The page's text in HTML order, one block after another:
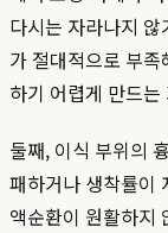
다시는 자라나지
가 절대적으로 부
하기 어렵게 만드
둘째, 이식 부위의
패하거나 생착률이
액순환이 원활하지